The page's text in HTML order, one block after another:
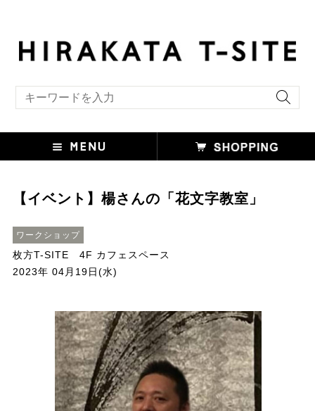
【イベント】楊さんの「花文字教室」
ワークショップ
枚方T-SITE 4F カフェスペース
2023年 04月19日(水)